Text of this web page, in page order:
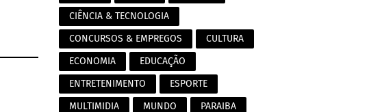
CIÊNCIA & TECNOLOGIA
CONCURSOS & EMPREGOS
CULTURA
ECONOMIA
EDUCAÇÃO
ENTRETENIMENTO
ESPORTE
MULTIMIDIA
MUNDO
PARAIBA